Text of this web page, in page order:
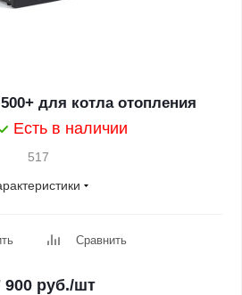
для котла отопления
Есть в наличии
517
Сравнить
900руб./шт